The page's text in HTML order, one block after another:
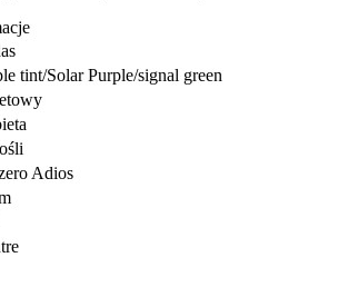
tint/Solar Purple/signal green
Adios